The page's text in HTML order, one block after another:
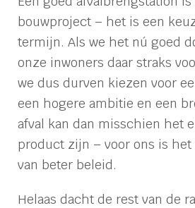
bouwproject – het is een
termijn. Als we het nú goed
onze inwoners daar straks
we dus durven kiezen voor
een hogere ambitie en een
afval kan dan misschien het
product zijn – voor ons is
van beter beleid.
Helaas dacht de rest van de